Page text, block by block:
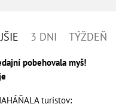
3 DNI TÝŽDEŇ
pobehovala myš!
turistov: